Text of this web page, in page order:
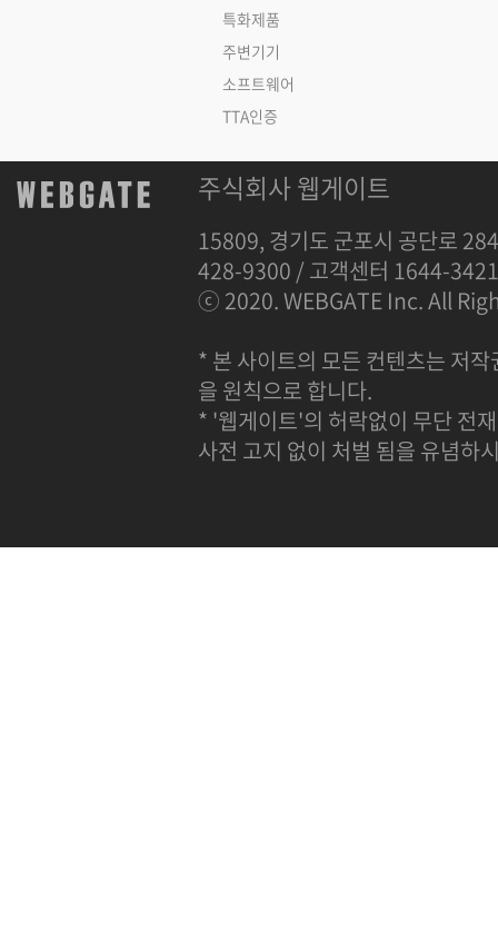
특화제품
주변기기
소프트웨어
TTA인증
주식회사 웹게이트
15809, 경기도 군포시 공단로
428-9300 / 고객센터 1644-
ⓒ 2020. WEBGATE Inc. All
* 본 사이트의 모든 컨텐츠는 저
을 원칙으로 합니다.
* '웹게이트'의 허락없이 무단 전
사전 고지 없이 처벌 됨을 유념하